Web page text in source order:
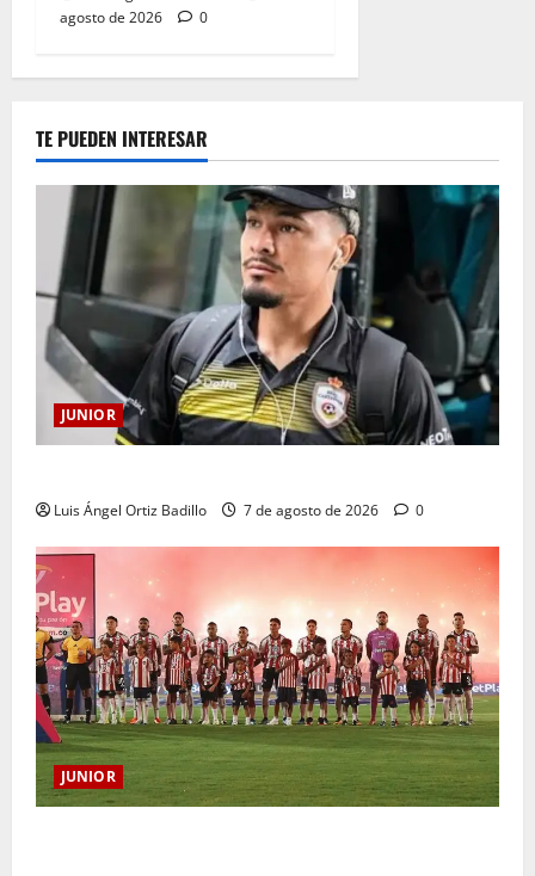
agosto de 2026
0
TE PUEDEN INTERESAR
JUNIOR
Luis Ángel Ortiz Badillo 7 de agosto de 2026 0
JUNIOR